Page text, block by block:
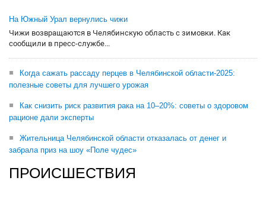
На Южный Урал вернулись чижи
Чижи возвращаются в Челябинскую область с зимовки. Как
сообщили в пресс-службе...
Когда сажать рассаду перцев в Челябинской области-2025:
полезные советы для лучшего урожая
Как снизить риск развития рака на 10–20%: советы о здоровом
рационе дали эксперты
Жительница Челябинской области отказалась от денег и
забрала приз на шоу «Поле чудес»
ПРОИСШЕСТВИЯ